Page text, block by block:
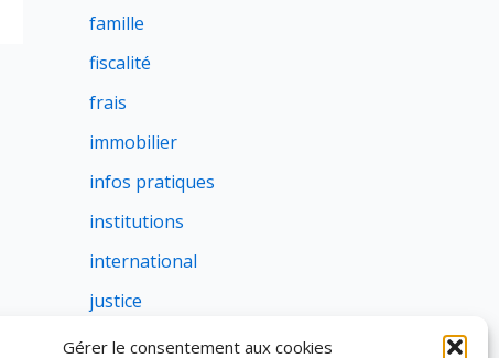
Gérer le consentement aux cookies
famille
fiscalité
frais
immobilier
infos pratiques
institutions
international
justice
profession